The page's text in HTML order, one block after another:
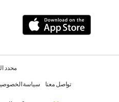
محدد
تواصل معنا سياسة